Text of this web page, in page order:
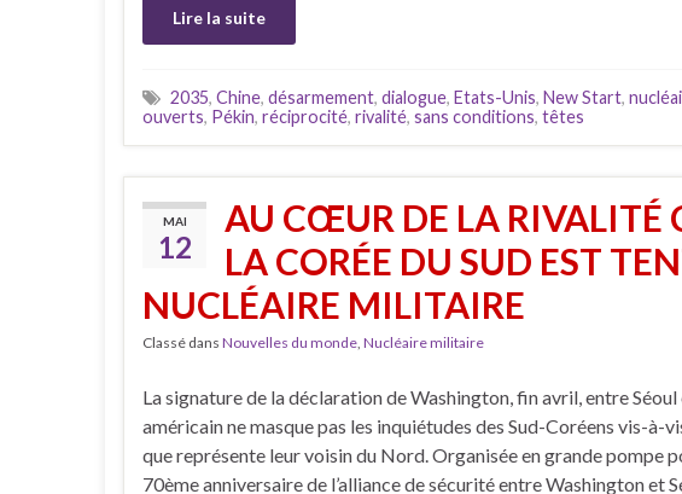
Lire la suite
2035, Chine, désarmement, dialogue, Etats-Unis, New Start,
ouverts, Pékin, réciprocité, rivalité, sans conditions, têtes
MAI
12
AU CŒUR DE LA RIVALITÉ
LA CORÉE DU SUD EST
NUCLÉAIRE MILITAIRE
Classé dans Nouvelles du monde, Nucléaire militaire
La signature de la déclaration de Washington, fin avril, entre Séoul
américain ne masque pas les inquiétudes des Sud-Coréens vis-à-
que représente leur voisin du Nord. Organisée en grande pompe
70ème anniversaire de l’alliance de sécurité entre Washington et